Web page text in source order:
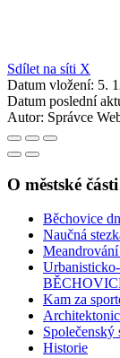
Sdílet na síti X
Datum vložení: 5.
Datum poslední
Autor: Správce
O městské části
Běchovice
Naučná
Kam za
Společenský
Historie